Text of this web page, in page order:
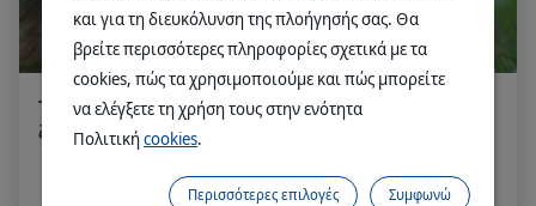
Διαβάστε περισσότερα
Τα οφέλη μιας τροφής υψηλής περιεκτικότητας σε
ζωική πρωτεΐνη
και για τη διευκόλυνση της πλοήγησής σας. Θα
βρείτε περισσότερες πληροφορίες σχετικά με τα
cookies, πώς τα χρησιμοποιούμε και πώς μπορείτε
να ελέγξετε τη χρήση τους στην ενότητα
Πολιτικήcookies.
Συμφωνώ
Περισσότερες επιλογές